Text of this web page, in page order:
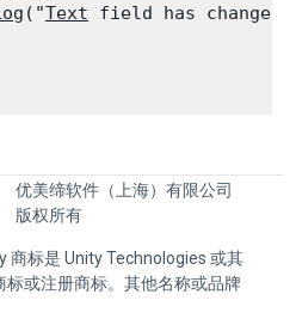
("Text field has
优美缔软件（上海）有限公司
版权所有
商标是 Unity Technologies 或其
或注册商标。其他名称或品牌